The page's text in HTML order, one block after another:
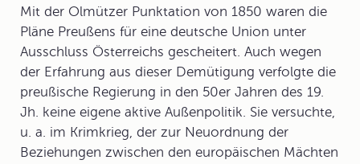
Mit der Olmützer Punktation von 1850 waren die
Pläne Preußens für eine deutsche Union unter
Ausschluss Österreichs gescheitert. Auch wegen
der Erfahrung aus dieser Demütigung verfolgte die
preußische Regierung in den 50er Jahren des 19.
Jh. keine eigene aktive Außenpolitik. Sie versuchte,
u. a. im Krimkrieg, der zur Neuordnung der
Beziehungen zwischen den europäischen Mächten